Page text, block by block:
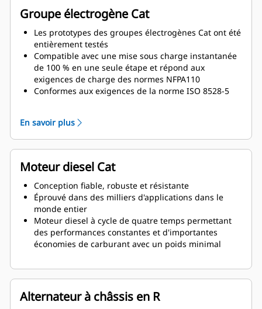
Groupe électrogène Cat
Les prototypes des groupes électrogènes Cat ont été
entièrement testés
Compatible avec une mise sous charge instantanée
de 100 % en une seule étape et répond aux
exigences de charge des normes NFPA110
Conformes aux exigences de la norme ISO 8528-5
En savoir plus
Moteur diesel Cat
Conception fiable, robuste et résistante
Éprouvé dans des milliers d'applications dans le
monde entier
Moteur diesel à cycle de quatre temps permettant
des performances constantes et d'importantes
économies de carburant avec un poids minimal
Alternateur à châssis en R